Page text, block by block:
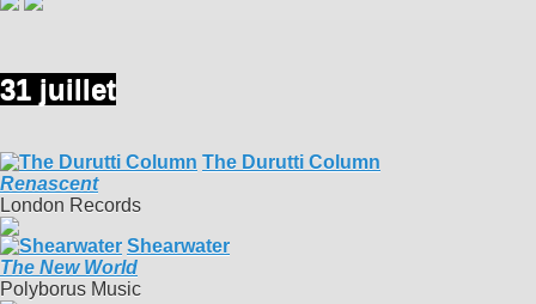
31 juillet
The Durutti Column
Renascent
London Records
Shearwater
The New World
Polyborus Music